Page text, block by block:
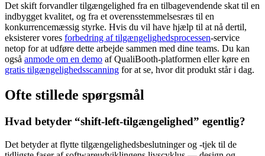
Det skift forvandler tilgængelighed fra en tilbagevendende skat til en
indbygget kvalitet, og fra et overensstemmelsesræs til en
konkurrencemæssig styrke. Hvis du vil have hjælp til at nå dertil,
eksisterer vores forbedring af tilgængelighedsprocessen-service
netop for at udføre dette arbejde sammen med dine teams. Du kan
også anmode om en demo af QualiBooth-platformen eller køre en
gratis tilgængelighedsscanning for at se, hvor dit produkt står i dag.
Ofte stillede spørgsmål
Hvad betyder “shift-left-tilgængelighed” egentlig?
Det betyder at flytte tilgængelighedsbeslutninger og -tjek til de